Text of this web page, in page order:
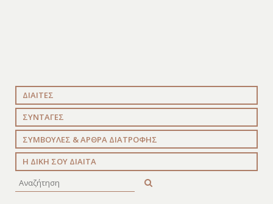
ΔΙΑΙΤΕΣ
ΣΥΝΤΑΓΕΣ
ΣΥΜΒΟΥΛΕΣ & ΑΡΘΡΑ ΔΙΑΤΡΟΦΗΣ
Η ΔΙΚΗ ΣΟΥ ΔΙΑΙΤΑ